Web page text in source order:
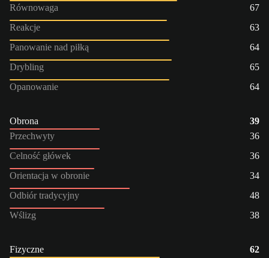
Równowaga
67
Reakcje
63
Panowanie nad piłką
64
Drybling
65
Opanowanie
64
Obrona
39
Przechwyty
36
Celność główek
36
Orientacja w obronie
34
Odbiór tradycyjny
48
Wślizg
38
Fizyczne
62